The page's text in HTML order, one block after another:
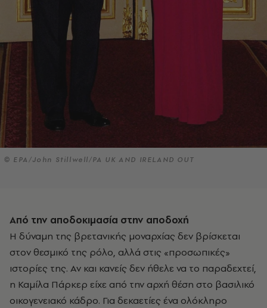
© EPA/John Stillwell/PA UK AND IRELAND OUT
Από την αποδοκιμασία στην αποδοχή
Η δύναμη της βρετανικής μοναρχίας δεν βρίσκεται
στον θεσμικό της ρόλο, αλλά στις «προσωπικές»
ιστορίες της. Αν και κανείς δεν ήθελε να το παραδεχτεί,
η Καμίλα Πάρκερ είχε από την αρχή θέση στο βασιλικό
οικογενειακό κάδρο. Για δεκαετίες ένα ολόκληρο